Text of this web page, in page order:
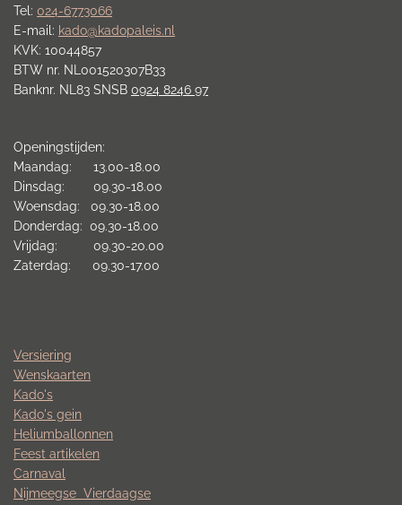
Tel: 024-6773066
E-mail: kado@kadopaleis.nl
KVK: 10044857
BTW nr. NL001520307B33
Banknr. NL83 SNSB 0924 8246 97
Openingstijden:
Maandag: 13.00-18.00
Dinsdag: 09.30-18.00
Woensdag: 09.30-18.00
Donderdag: 09.30-18.00
Vrijdag: 09.30-20.00
Zaterdag: 09.30-17.00
Versiering
Wenskaarten
Kado's
Kado's gein
Heliumballonnen
Feest artikelen
Carnaval
Nijmeegse Vierdaagse